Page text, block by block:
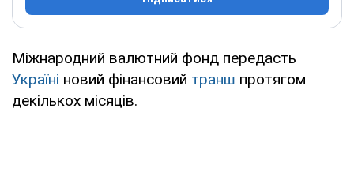
Міжнародний валютний фонд передасть
Україні новий фінансовий транш протягом
декількох місяців.